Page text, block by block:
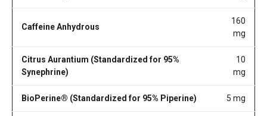
Caffeine Anhydrous
160
mg
Citrus Aurantium (Standardized for 95%
Synephrine)
10
mg
BioPerine® (Standardized for 95% Piperine) 5 mg